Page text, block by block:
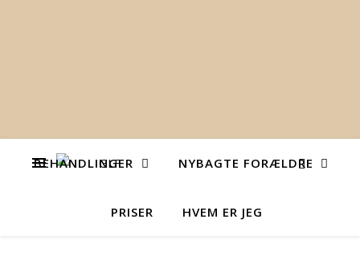
BEHANDLINGER NYBAGTE FORÆLDRE
PRISER HVEM ER JEG